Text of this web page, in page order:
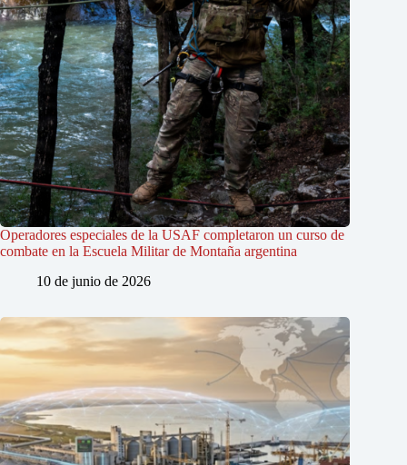
Operadores especiales de la USAF completaron un curso de
combate en la Escuela Militar de Montaña argentina
10 de junio de 2026